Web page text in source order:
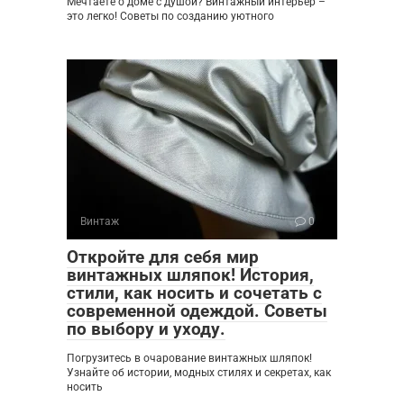
это легко! Советы по созданию уютного
Винтаж 0
Откройте для себя мир
винтажных шляпок! История,
стили, как носить и сочетать с
современной одеждой. Советы
по выбору и уходу.
Погрузитесь в очарование винтажных шляпок!
Узнайте об истории, модных стилях и секретах, как
носить